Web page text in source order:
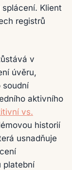
Klient
registrů
v
úvěru,
soudní
aktivního
vs.
historií
usnadňuje
platební